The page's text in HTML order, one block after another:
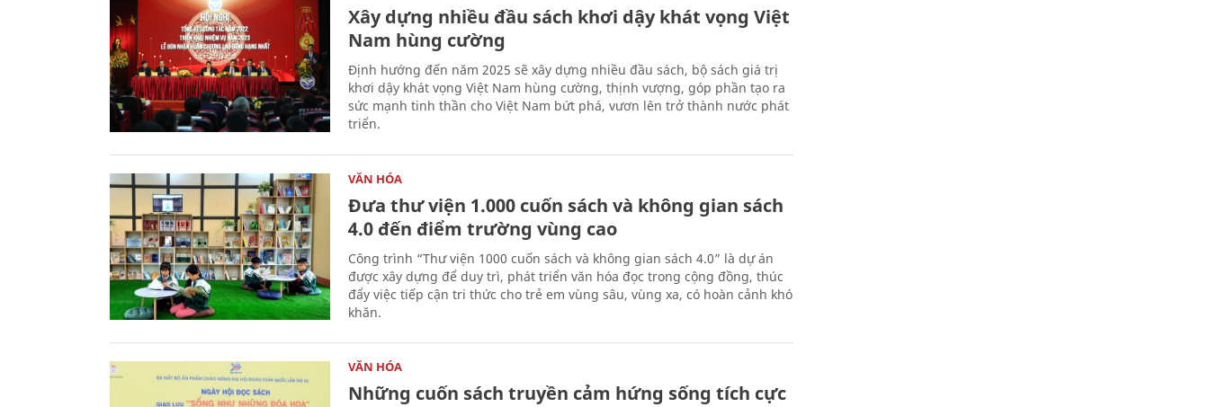
Xây dựng nhiều đầu sách khơi dậy khát vọng Việt
Nam hùng cường
Định hướng đến năm 2025 sẽ xây dựng nhiều đầu sách, bộ sách giá trị
khơi dậy khát vọng Việt Nam hùng cường, thịnh vượng, góp phần tạo ra
sức mạnh tinh thần cho Việt Nam bứt phá, vươn lên trở thành nước phát
triển.
VĂN HÓA
Đưa thư viện 1.000 cuốn sách và không gian sách
4.0 đến điểm trường vùng cao
Công trình “Thư viện 1000 cuốn sách và không gian sách 4.0” là dự án
được xây dựng để duy trì, phát triển văn hóa đọc trong cộng đồng, thúc
đẩy việc tiếp cận tri thức cho trẻ em vùng sâu, vùng xa, có hoàn cảnh khó
khăn.
VĂN HÓA
Những cuốn sách truyền cảm hứng sống tích cực